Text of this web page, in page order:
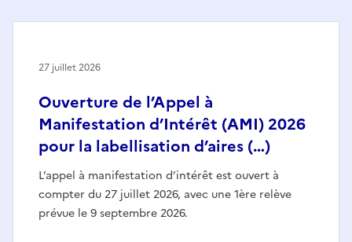
Ouverture de l’Appel à
Manifestation d’Intérêt (AMI) 2026
pour la labellisation d’aires (…)
L’appel à manifestation d’intérêt est ouvert à
compter du 27 juillet 2026, avec une 1ère relève
prévue le 9 septembre 2026.
27 juillet 2026